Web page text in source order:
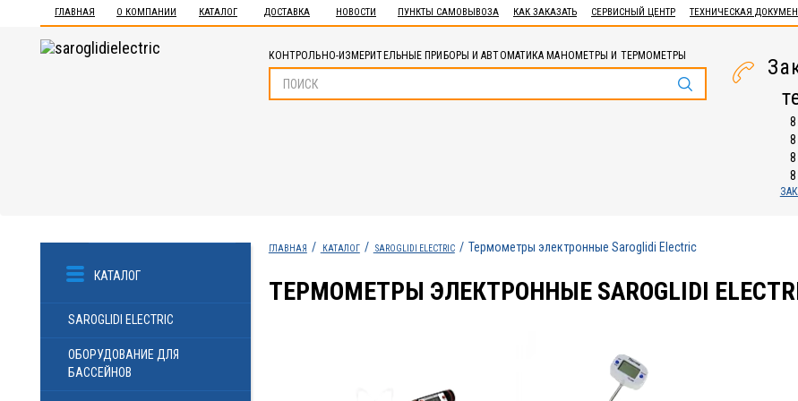
ГЛАВНАЯ О КОМПАНИИ КАТАЛОГ ДОСТАВКА НОВОСТИ ПУНКТЫ САМОВЫВОЗА КАК ЗАКАЗАТЬ СЕРВИСНЫЙ ЦЕНТР ТЕХНИЧЕСКАЯ
КОНТРОЛЬНО-ИЗМЕРИТЕЛЬНЫЕ ПРИБОРЫ И АВТОМАТИКА МАНОМЕТРЫ И ТЕРМОМЕТРЫ
КАТАЛОГ
SAROGLIDI ELECTRIC
ОБОРУДОВАНИЕ ДЛЯ
БАССЕЙНОВ
ГЛАВНАЯ КАТАЛОГ SAROGLIDI ELECTRIC Термометры электронные Saroglidi Electric
ТЕРМОМЕТРЫ ЭЛЕКТРОННЫЕ SAROGLIDI